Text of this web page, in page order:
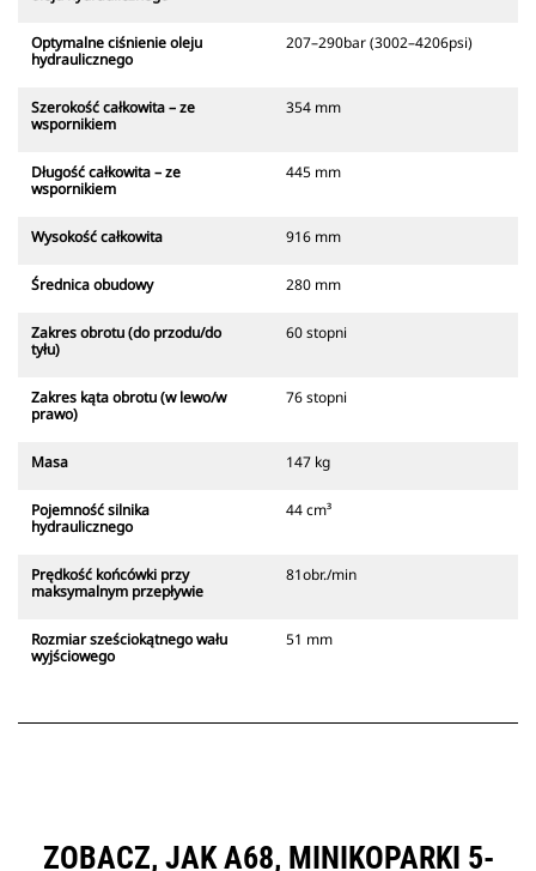
Optymalne ciśnienie oleju
hydraulicznego
207–290bar (3002–4206psi)
Szerokość całkowita – ze
wspornikiem
354 mm
Długość całkowita – ze
wspornikiem
445 mm
Wysokość całkowita 916 mm
Średnica obudowy 280 mm
Zakres obrotu (do przodu/do
tyłu)
60 stopni
Zakres kąta obrotu (w lewo/w
prawo)
76 stopni
Masa 147 kg
Pojemność silnika
hydraulicznego
44 cm³
Prędkość końcówki przy
maksymalnym przepływie
81obr./min
Rozmiar sześciokątnego wału
wyjściowego
51 mm
ZOBACZ, JAK A68, MINIKOPARKI 5-